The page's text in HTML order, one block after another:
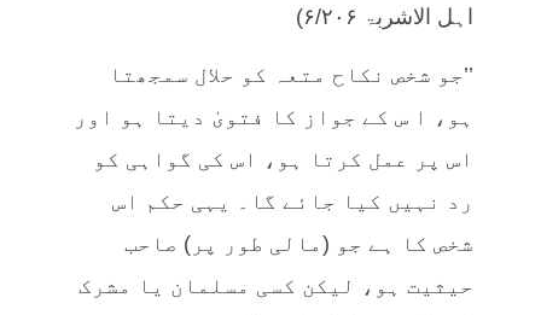
اہل الاشربۃ ۶/۲۰۶)
’’جو شخص نکاح متعہ کو حلال سمجھتا
ہو، ا س کے جواز کا فتویٰ دیتا ہو اور
اس پر عمل کرتا ہو، اس کی گواہی کو
رد نہیں کیا جائے گا۔ یہی حکم اس
شخص کا ہے جو (مالی طور پر) صاحب
حیثیت ہو، لیکن کسی مسلمان یا مشرک